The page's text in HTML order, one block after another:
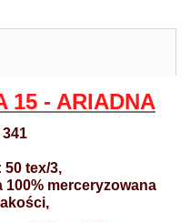
15 - ARIADNA
tex/3,
100% merceryzowana